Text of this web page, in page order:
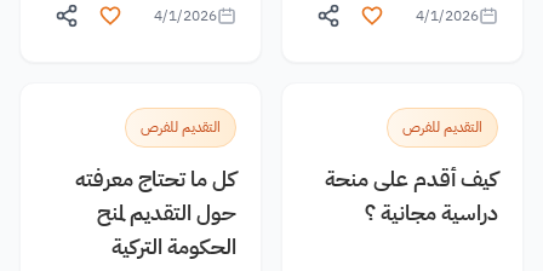
4/1/2026
4/1/2026
التقديم للفرص
كيف أقدم على منحة
دراسية مجانية ؟
التقديم للفرص
كل ما تحتاج معرفته
حول التقديم لمنح
الحكومة التركية